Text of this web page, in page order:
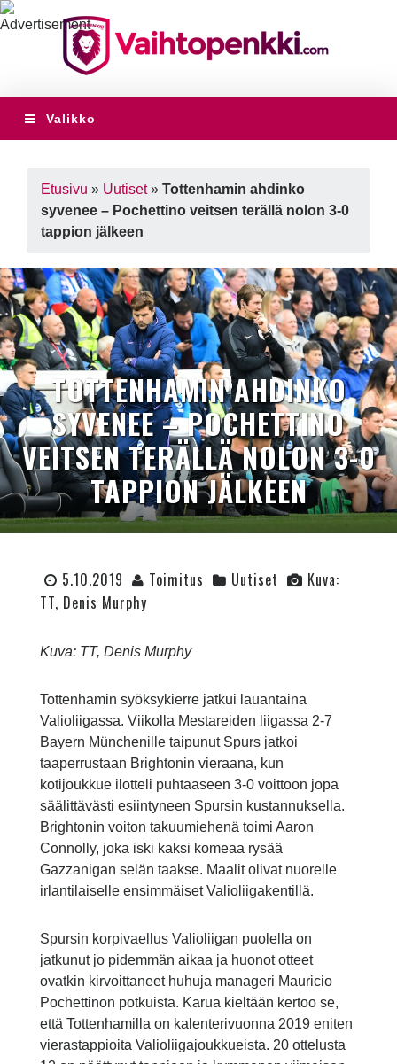
Valikko
Etusivu » Uutiset» Tottenhamin ahdinko
syvenee – Pochettino veitsen terällä nolon 3-0
tappion jälkeen
TOTTENHAMIN AHDINKO
SYVENEE – POCHETTINO
VEITSEN TERÄLLÄ NOLON 3-0
TAPPION JÄLKEEN
5.10.2019 Toimitus Uutiset
Kuva:
TT, Denis Murphy
Kuva: TT, Denis Murphy
Tottenhamin syöksykierre jatkui lauantaina
Valioliigassa. Viikolla Mestareiden liigassa 2-7
Bayern Münchenille taipunut Spurs jatkoi
taaperrustaan Brightonin vieraana, kun
kotijoukkue ilotteli puhtaaseen 3-0 voittoon jopa
säälittävästi esiintyneen Spursin kustannuksella.
Brightonin voiton takuumiehenä toimi Aaron
Connolly, joka iski kaksi komeaa rysää
Gazzanigan selän taakse. Maalit olivat nuorelle
irlantilaiselle ensimmäiset Valioliigakentillä.
Spursin korpivaellus Valioliigan puolella on
jatkunut jo pidemmän aikaa ja huonot otteet
ovatkin kirvoittaneet huhuja manageri Mauricio
Pochettinon potkuista. Karua kieltään kertoo se,
että Tottenhamilla on kalenterivuonna 2019 eniten
vierastappioita Valioliigajoukkueista. 20 ottelusta